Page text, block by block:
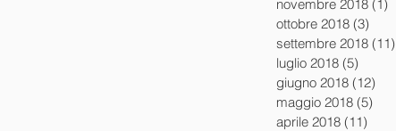
novembre 2018 (1)
ottobre 2018 (3)
settembre 2018 (11)
luglio 2018 (5)
giugno 2018 (12)
maggio 2018 (5)
aprile 2018 (11)